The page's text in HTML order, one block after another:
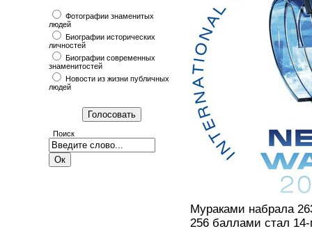
Фотографии знаменитых
людей
Биографии исторических
личностей
Биографии современных
знаменитостей
Новости из жизни публичных
людей
Поиск
Мураками набрала
256 баллами стал